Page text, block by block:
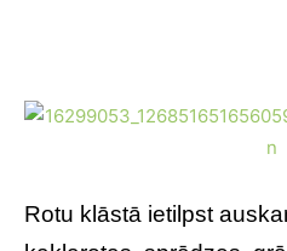
Rotu klāstā ietilpst